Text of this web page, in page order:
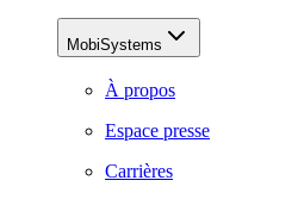
MobiSystems
À propos
Espace presse
Carrières